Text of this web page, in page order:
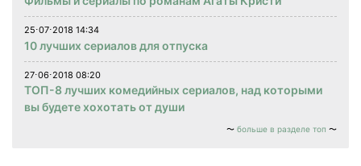
25⋅07⋅2018 14:34
10 лучших сериалов для отпуска
27⋅06⋅2018 08:20
ТОП-8 лучших комедийных сериалов, над которыми
вы будете хохотать от души
больше в разделе топ